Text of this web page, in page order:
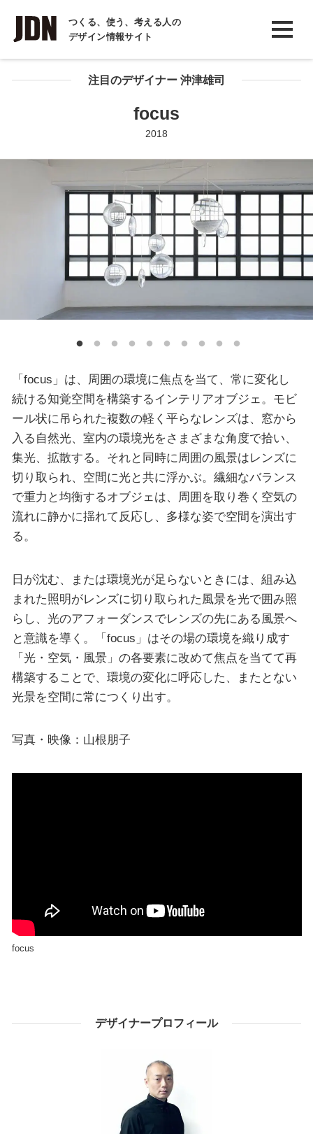
つくる、使う、考える人の
デザイン情報サイト
INTERVIEW
インタビュー
REPORT注目のデザイナー 沖津雄司
focus
2018
「focus」は、周囲の環境に焦点を当て、常に変化し
続ける知覚空間を構築するインテリアオブジェ。モビ
ール状に吊られた複数の軽く平らなレンズは、窓から
入る自然光、室内の環境光をさまざまな角度で拾い、
集光、拡散する。それと同時に周囲の風景はレンズに
切り取られ、空間に光と共に浮かぶ。繊細なバランス
で重力と均衡するオブジェは、周囲を取り巻く空気の
流れに静かに揺れて反応し、多様な姿で空間を演出す
る。
日が沈む、または環境光が足らないときには、組み込
まれた照明がレンズに切り取られた風景を光で囲み照
らし、光のアフォーダンスでレンズの先にある風景へ
と意識を導く。「focus」はその場の環境を織り成す
「光・空気・風景」の各要素に改めて焦点を当てて再
構築することで、環境の変化に呼応した、またとない
光景を空間に常につくり出す。
写真・映像：山根朋子
focus
デザイナープロフィール